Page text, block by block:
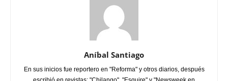
Aníbal Santiago
En sus inicios fue reportero en "Reforma" y otros diarios, después